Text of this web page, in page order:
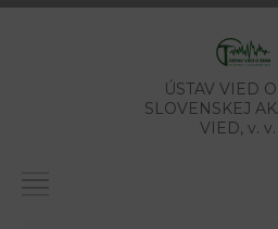
ÚSTAV VIED
SLOVENSKEJ
VIED, v. v.